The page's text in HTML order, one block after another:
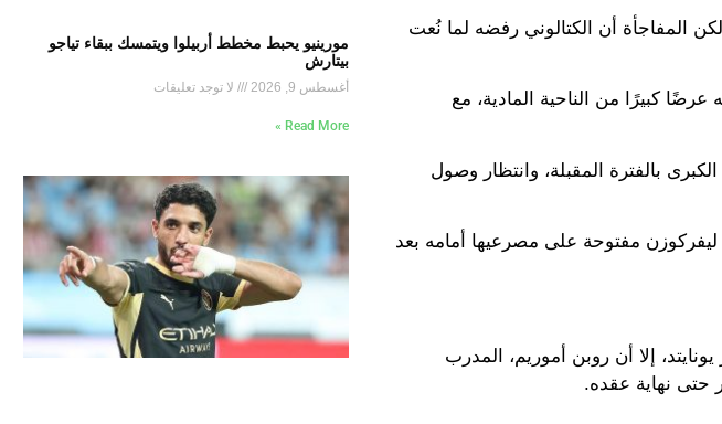
المفاجأة أن الكتالوني رفضه لما نُعت
كبيرًا من الناحية المادية، مع
بالفترة المقبلة، وانتظار وصول
مفتوحة على مصرعيها أمامه بعد
إلا أن روبن أموريم، المدرب
حتى نهاية عقده.
مورينيو يحبط مخطط أربيلوا ويتمسك ببقاء تياجو
بيتارش
أغسطس 9, 2026 لا توجد تعليقات
Read More »